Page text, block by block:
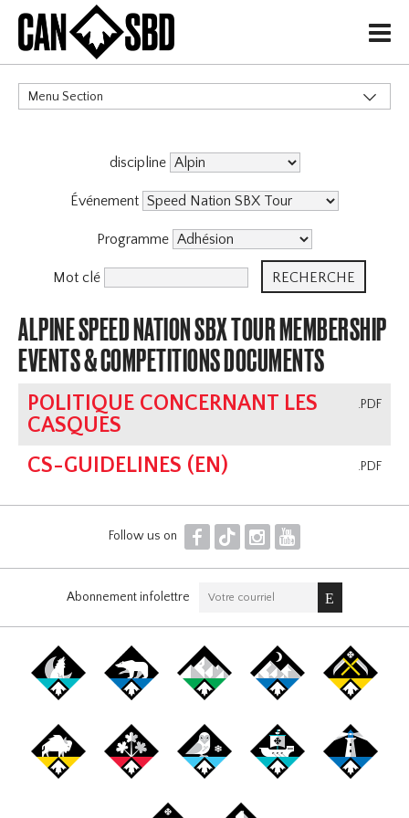
H
Menu Section
Événements & Compétitions X
discipline
Événement
Programme
Mot clé
ALPINE SPEED NATION SBX TOUR MEMBERSHIP
EVENTS & COMPETITIONS DOCUMENTS
.PDF
POLITIQUE CONCERNANT LES
CASQUES
.PDF
CS-GUIDELINES (EN)
Follow us on F T I Y
Abonnement infolettre